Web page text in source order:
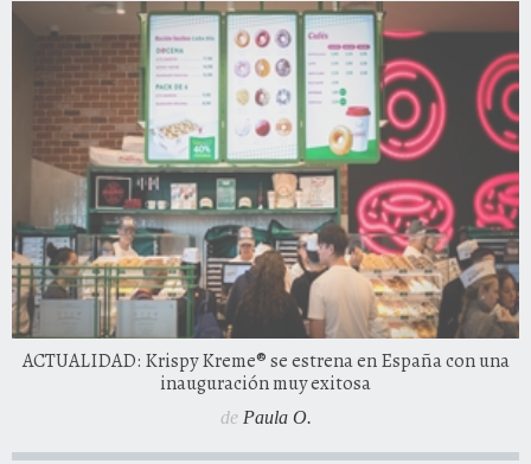
ACTUALIDAD: Krispy Kreme® se estrena en España con una
inauguración muy exitosa
de Paula O.